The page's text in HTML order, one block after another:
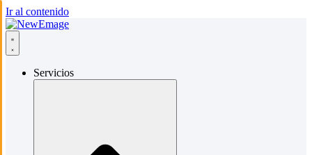
Ir al contenido
Servicios